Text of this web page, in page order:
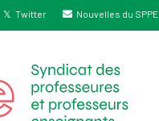
Twitter Nouvelles du